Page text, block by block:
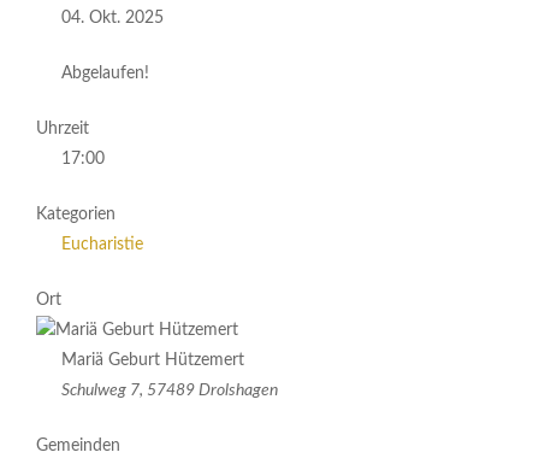
04. Okt. 2025
Abgelaufen!
Uhrzeit
17:00
Kategorien
Eucharistie
Ort
Mariä Geburt Hützemert
Schulweg 7, 57489 Drolshagen
Gemeinden